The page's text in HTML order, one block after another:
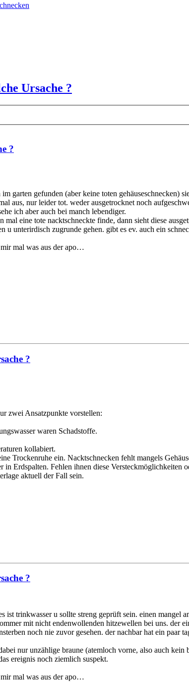
Ursache ?
?
garten gefunden (aber keine toten gehäuseschnecken)
aus, nur leider tot. weder ausgetrocknet noch
ich aber auch bei manch lebendiger.
mal eine tote nacktschneckte finde, dann sieht diese
u unterirdisch zugrunde gehen. gibt es ev. auch ein
mal was aus der apo…
?
zwei Ansatzpunkte vorstellen:
waren Schadstoffe.
kollabiert.
Trockenruhe ein. Nacktschnecken fehlt mangels
Erdspalten. Fehlen ihnen diese
aktuell der Fall sein.
?
ist trinkwasser u sollte streng geprüft sein. einen mangel
mit nicht endenwollenden hitzewellen bei uns. der
noch nie zuvor gesehen. der nachbar hat ein paar
nur unzählige braune (atemloch vorne, also auch
ereignis noch ziemlich suspekt.
mal was aus der apo…